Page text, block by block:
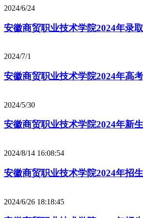
2024/6/24
安徽商贸职业技术学院2024年录
2024/7/1
安徽商贸职业技术学院2024年高
2024/5/30
安徽商贸职业技术学院2024年新
2024/8/14 16:08:54
安徽商贸职业技术学院2024年招
2024/6/26 18:18:45